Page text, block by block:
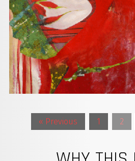
« Previous 1 2